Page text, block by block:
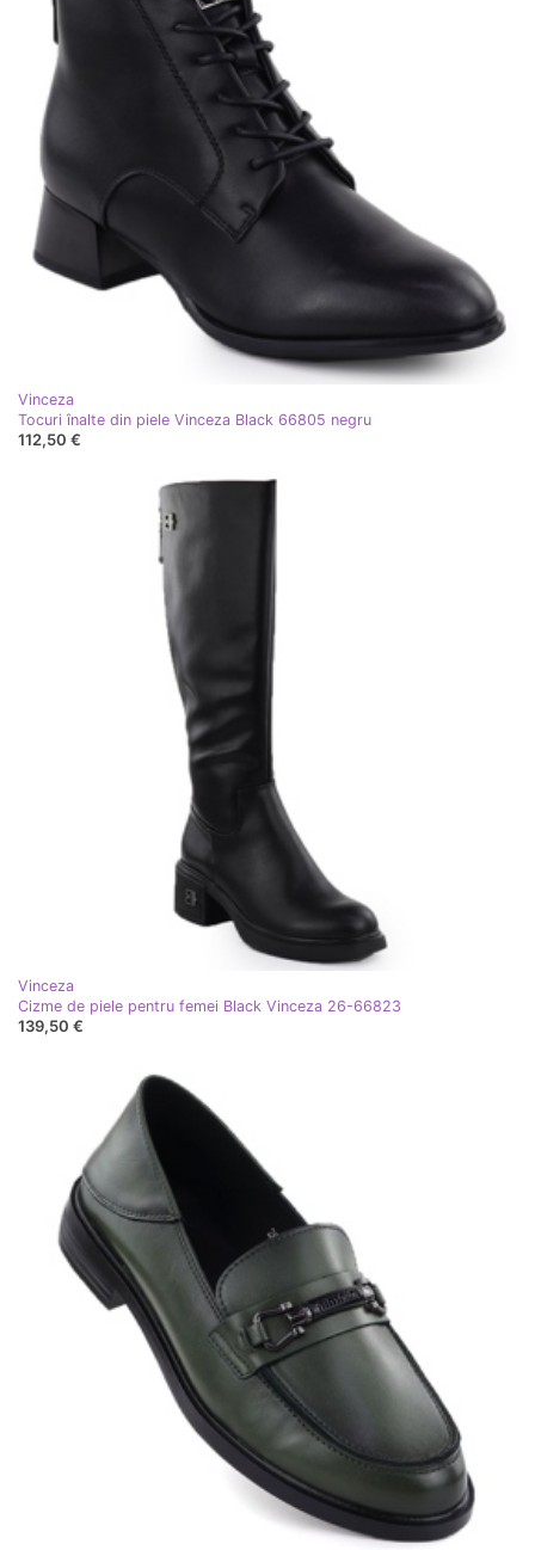
Vinceza
Tocuri înalte din piele Vinceza Black 66805 negru
112,50 €
Vinceza
Cizme de piele pentru femei Black Vinceza 26-66823
139,50 €